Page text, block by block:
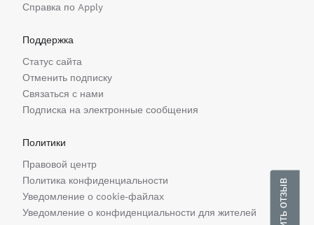
Справка по Apply
Поддержка
Статус сайта
Отменить подписку
Связаться с нами
Подписка на электронные сообщения
Политики
Правовой центр
Политика конфиденциальности
Уведомление о cookie-файлах
Уведомление о конфиденциальности для жителей